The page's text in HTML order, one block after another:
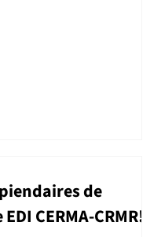
de
CERMA-CRMR!